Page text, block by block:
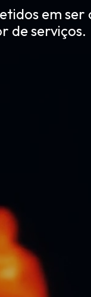
em ser
de serviços.